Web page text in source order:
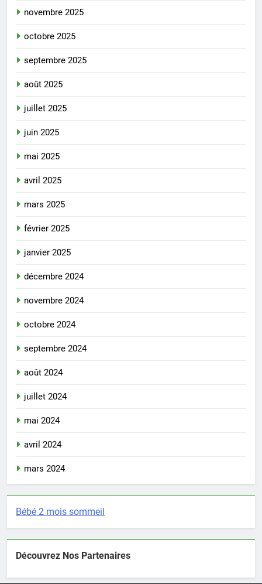
novembre 2025
octobre 2025
septembre 2025
août 2025
juillet 2025
juin 2025
mai 2025
avril 2025
mars 2025
février 2025
janvier 2025
décembre 2024
novembre 2024
octobre 2024
septembre 2024
août 2024
juillet 2024
mai 2024
avril 2024
mars 2024
Bébé 2 mois sommeil
Découvrez Nos Partenaires